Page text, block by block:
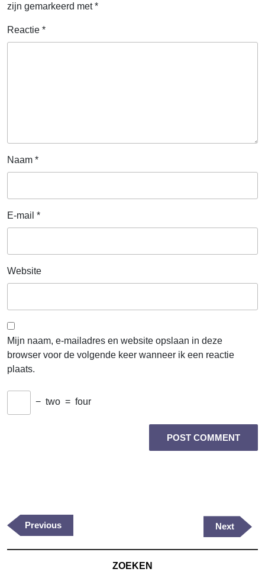
zijn gemarkeerd met*
Reactie *
Naam *
E-mail *
Website
Mijn naam, e-mailadres en website opslaan in deze
browser voor de volgende keer wanneer ik een reactie
plaats.
− two = four
Previous
Post
Previous
Next
Post
Next
ZOEKEN